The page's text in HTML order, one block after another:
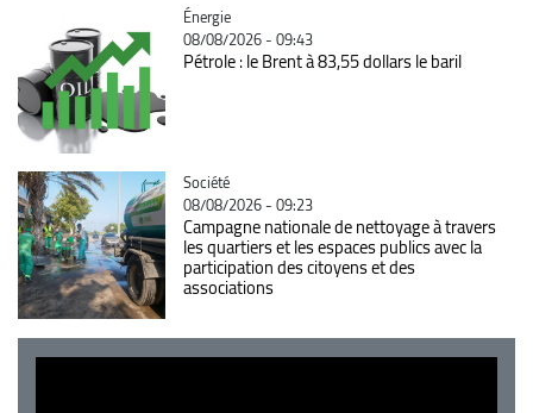
Catégorie
Énergie
08/08/2026 - 09:43
Pétrole : le Brent à 83,55 dollars le baril
Catégorie
Société
08/08/2026 - 09:23
Campagne nationale de nettoyage à travers
les quartiers et les espaces publics avec la
participation des citoyens et des
associations